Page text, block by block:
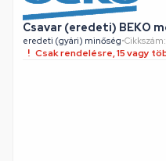
Csavar (eredeti) BEKO
eredeti (gyári) minőség•
Csak rendelésre, 15 vagy